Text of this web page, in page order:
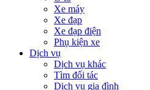
Xe máy
Xe đạp
Xe đạp điện
Phụ kiện xe
Dịch vụ
Dịch vụ khác
Tìm đối tác
Dịch vụ gia đình